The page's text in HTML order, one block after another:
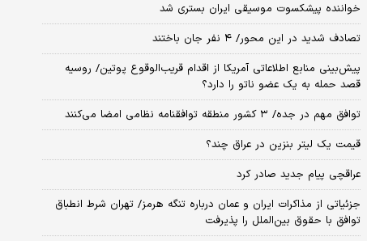
خواننده پیشکسوت موسیقی ایران بستری شد
تصادف شدید در این محور/ ۴ نفر جان باختند
پیش‌بینی منابع اطلاعاتی آمریکا از اقدام قریب‌الوقوع پوتین/ روسیه
قصد حمله به یک عضو ناتو را دارد؟
توافق مهم در جده/ ۳ کشور منطقه توافقنامه نظامی امضا می‌کنند
قیمت یک لیتر بنزین در عراق چند؟
عراقچی پیام جدید صادر کرد
جزئیاتی از مذاکرات ایران و عمان درباره تنگه هرمز/ تهران شرط انطباق
توافق با حقوق بین‌الملل را پذیرفت